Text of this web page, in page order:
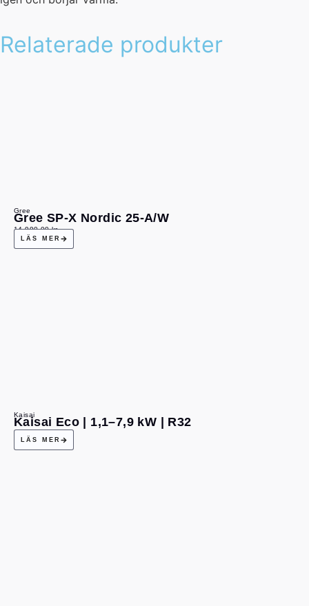
Relaterade produkter
Gree
Gree SP-X Nordic 25-A/W
14 990,00kr
LÄS MER
Kaisai
Kaisai Eco | 1,1–7,9 kW | R32
LÄS MER